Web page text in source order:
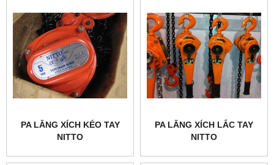
PA LĂNG XÍCH KÉO TAY
NITTO
PA LĂNG XÍCH LẮC TAY
NITTO